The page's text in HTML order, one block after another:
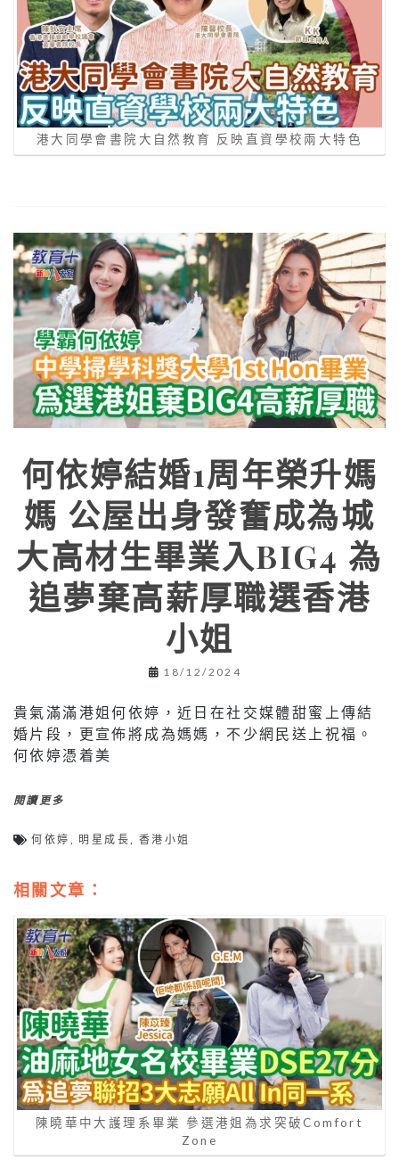
港大同學會書院大自然教育 反映直資學校兩大特色
何依婷結婚1周年榮升媽
媽 公屋出身發奮成為城
大高材生畢業入BIG4 為
追夢棄高薪厚職選香港
小姐
18/12/2024
貴氣滿滿港姐何依婷，近日在社交媒體甜蜜上傳結
婚片段，更宣佈將成為媽媽，不少網民送上祝福。
何依婷憑着美
閱讀更多
何依婷 , 明星成長, 香港小姐
相關文章：
陳曉華中大護理系畢業 參選港姐為求突破Comfort
Zone